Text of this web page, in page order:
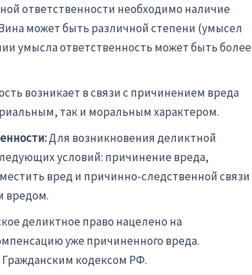
ответственности необходимо наличие
может быть различной степени (умысел
умысла ответственность может быть более
возникает в связи с причинением вреда
так и моральным характером.
Для возникновения деликтной
условий: причинение вреда,
вред и причинно-следственной связи
вредом.
деликтное право нацелено на
уже причиненного вреда.
кодексом РФ.